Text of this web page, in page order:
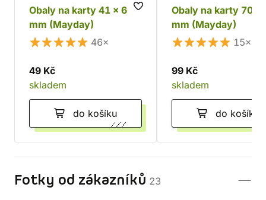
Obaly na karty 41 x 63
mm (Mayday)
46×
49 Kč
skladem
do košíku
Obaly na karty 70 x
mm (Mayday)
15×
99 Kč
skladem
do košíku
Fotky od zákazníků 23